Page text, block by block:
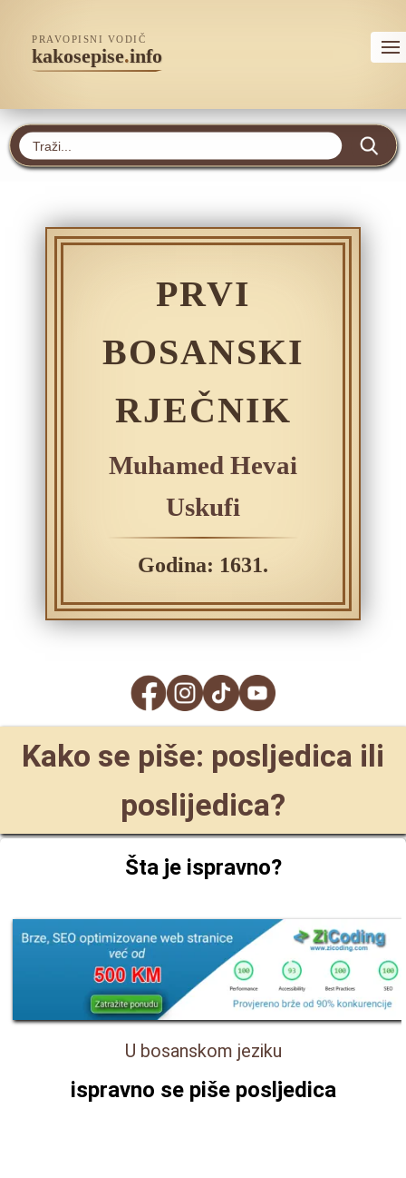
PRAVOPISNI VODIČ
kakosepise.info
PRVI
BOSANSKI
RJEČNIK
Muhamed Hevai
Uskufi
Godina: 1631.
Kako se piše: posljedica ili
poslijedica?
Šta je ispravno?
U bosanskom jeziku
ispravno se piše posljedica